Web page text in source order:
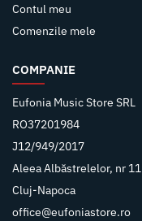
Contul meu
Comenzile mele
COMPANIE
Eufonia Music Store SRL
RO37201984
J12/949/2017
Aleea Albăstrelelor, nr 11
Cluj-Napoca
office@eufoniastore.ro